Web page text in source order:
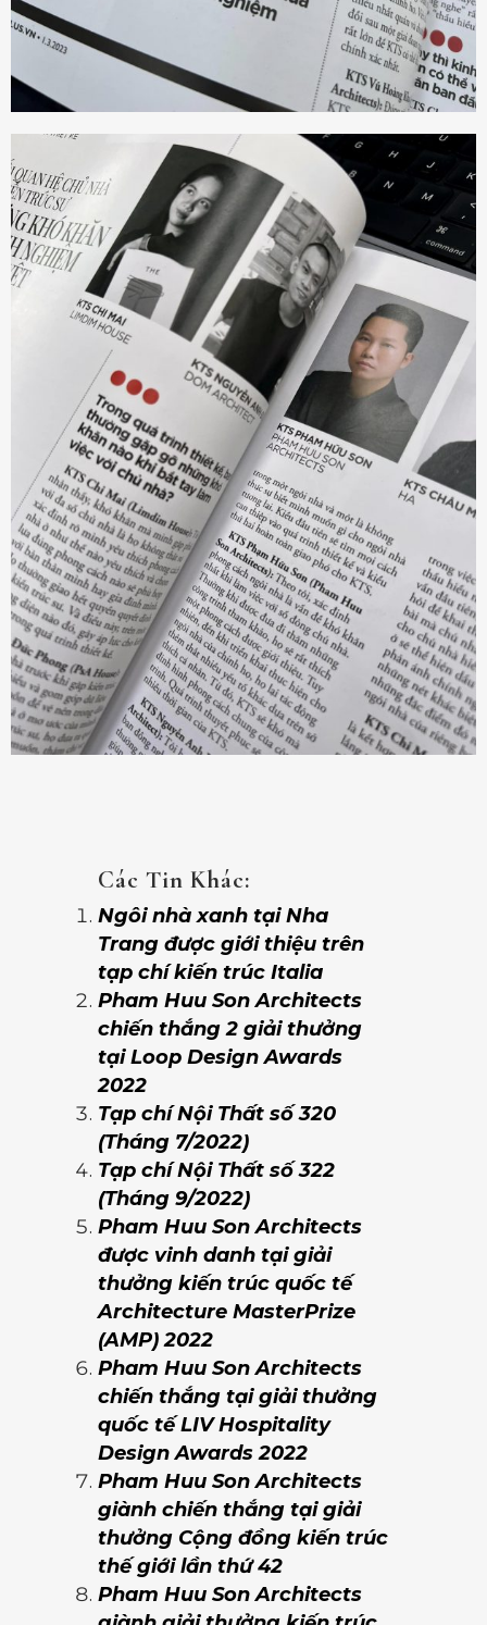
Các Tin Khác:
Ngôi nhà xanh tại Nha
Trang được giới thiệu trên
tạp chí kiến trúc Italia
Pham Huu Son Architects
chiến thắng 2 giải thưởng
tại Loop Design Awards
2022
Tạp chí Nội Thất số 320
(Tháng 7/2022)
Tạp chí Nội Thất số 322
(Tháng 9/2022)
Pham Huu Son Architects
được vinh danh tại giải
thưởng kiến trúc quốc tế
Architecture MasterPrize
(AMP) 2022
Pham Huu Son Architects
chiến thắng tại giải thưởng
quốc tế LIV Hospitality
Design Awards 2022
Pham Huu Son Architects
giành chiến thắng tại giải
thưởng Cộng đồng kiến trúc
thế giới lần thứ 42
Pham Huu Son Architects